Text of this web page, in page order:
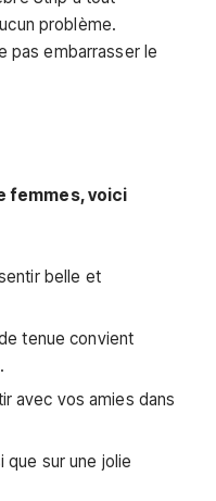
problème.
pas embarrasser le
femmes, voici
belle et
tenue convient
avec vos amies dans
sur une jolie